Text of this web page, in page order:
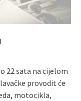
22 sata na cijelom
provodit će
motocikla,